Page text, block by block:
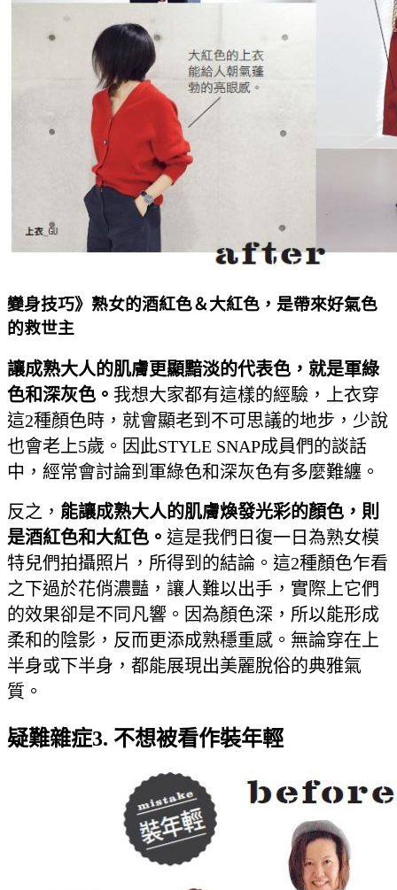
變身技巧》熟女的酒紅色＆大紅色，是帶來好氣色
的救世主
讓成熟大人的肌膚更顯黯淡的代表色，就是軍綠
色和深灰色。 我想大家都有這樣的經驗，上衣穿
這2種顏色時，就會顯老到不可思議的地步，少說
也會老上5歲。因此STYLE SNAP成員們的談話
中，經常會討論到軍綠色和深灰色有多麼難纏。
反之， 能讓成熟大人的肌膚煥發光彩的顏色，則
是酒紅色和大紅色。 這是我們日復一日為熟女模
特兒們拍攝照片，所得到的結論。這2種顏色乍看
之下過於花俏濃豔，讓人難以出手，實際上它們
的效果卻是不同凡響。因為顏色深，所以能形成
柔和的陰影，反而更添成熟穩重感。無論穿在上
半身或下半身，都能展現出美麗脫俗的典雅氣
質。
疑難雜症3. 不想被看作裝年輕